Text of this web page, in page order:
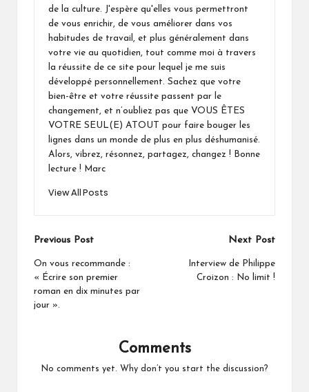
de la culture. J'espère qu'elles vous permettront
de vous enrichir, de vous améliorer dans vos
habitudes de travail, et plus généralement dans
votre vie au quotidien, tout comme moi à travers
la réussite de ce site pour lequel je me suis
développé personnellement. Sachez que votre
bien-être et votre réussite passent par le
changement, et n’oubliez pas que VOUS ÊTES
VOTRE SEUL(E) ATOUT pour faire bouger les
lignes dans un monde de plus en plus déshumanisé.
Alors, vibrez, résonnez, partagez, changez ! Bonne
lecture ! Marc
View All Posts
Post
navigation
Previous Post
On vous recommande :
« Écrire son premier
roman en dix minutes par
jour ».
Next Post
Interview de Philippe
Croizon : No limit !
Comments
No comments yet. Why don’t you start the discussion?